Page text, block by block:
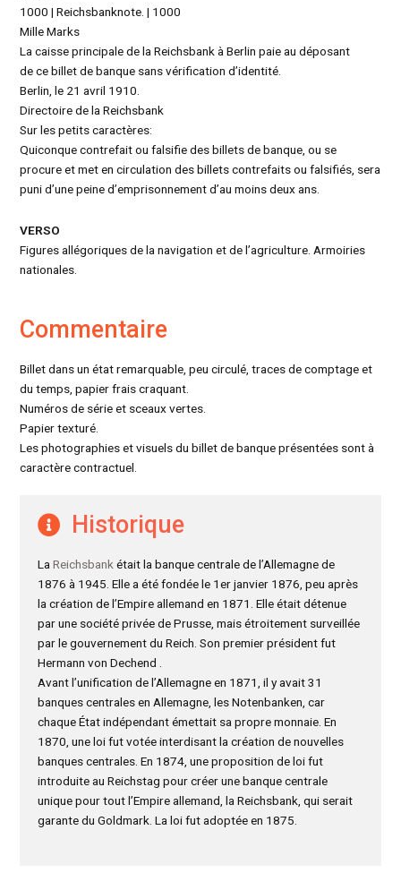
1000 | Reichsbanknote. | 1000
Mille Marks
La caisse principale de la Reichsbank à Berlin paie au déposant
de ce billet de banque sans vérification d’identité.
Berlin, le 21 avril 1910.
Directoire de la Reichsbank
Sur les petits caractères:
Quiconque contrefait ou falsifie des billets de banque, ou se
procure et met en circulation des billets contrefaits ou falsifiés, sera
puni d’une peine d’emprisonnement d’au moins deux ans.
VERSO
Figures allégoriques de la navigation et de l’agriculture. Armoiries
nationales.
Commentaire
Billet dans un état remarquable, peu circulé, traces de comptage et
du temps, papier frais craquant.
Numéros de série et sceaux vertes.
Papier texturé.
Les photographies et visuels du billet de banque présentées sont à
caractère contractuel.
Historique
LaReichsbank était la banque centrale de l’Allemagne de
1876 à 1945. Elle a été fondée le 1er janvier 1876, peu après
la création de l’Empire allemand en 1871. Elle était détenue
par une société privée de Prusse, mais étroitement surveillée
par le gouvernement du Reich. Son premier président fut
Hermann von Dechend .
Avant l’unification de l’Allemagne en 1871, il y avait 31
banques centrales en Allemagne, les Notenbanken, car
chaque État indépendant émettait sa propre monnaie. En
1870, une loi fut votée interdisant la création de nouvelles
banques centrales. En 1874, une proposition de loi fut
introduite au Reichstag pour créer une banque centrale
unique pour tout l’Empire allemand, la Reichsbank, qui serait
garante du Goldmark. La loi fut adoptée en 1875.